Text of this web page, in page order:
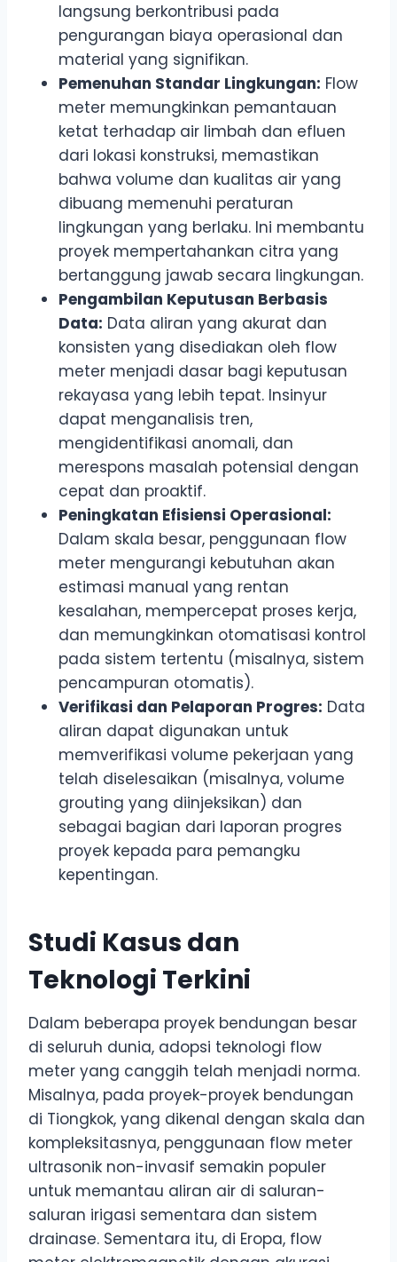
langsung berkontribusi pada
pengurangan biaya operasional dan
material yang signifikan.
Pemenuhan Standar Lingkungan: Flow
meter memungkinkan pemantauan
ketat terhadap air limbah dan efluen
dari lokasi konstruksi, memastikan
bahwa volume dan kualitas air yang
dibuang memenuhi peraturan
lingkungan yang berlaku. Ini membantu
proyek mempertahankan citra yang
bertanggung jawab secara lingkungan.
Pengambilan Keputusan Berbasis
Data: Data aliran yang akurat dan
konsisten yang disediakan oleh flow
meter menjadi dasar bagi keputusan
rekayasa yang lebih tepat. Insinyur
dapat menganalisis tren,
mengidentifikasi anomali, dan
merespons masalah potensial dengan
cepat dan proaktif.
Peningkatan Efisiensi Operasional:
Dalam skala besar, penggunaan flow
meter mengurangi kebutuhan akan
estimasi manual yang rentan
kesalahan, mempercepat proses kerja,
dan memungkinkan otomatisasi kontrol
pada sistem tertentu (misalnya, sistem
pencampuran otomatis).
Verifikasi dan Pelaporan Progres: Data
aliran dapat digunakan untuk
memverifikasi volume pekerjaan yang
telah diselesaikan (misalnya, volume
grouting yang diinjeksikan) dan
sebagai bagian dari laporan progres
proyek kepada para pemangku
kepentingan.
Studi Kasus dan
Teknologi Terkini
Dalam beberapa proyek bendungan besar
di seluruh dunia, adopsi teknologi flow
meter yang canggih telah menjadi norma.
Misalnya, pada proyek-proyek bendungan
di Tiongkok, yang dikenal dengan skala dan
kompleksitasnya, penggunaan flow meter
ultrasonik non-invasif semakin populer
untuk memantau aliran air di saluran-
saluran irigasi sementara dan sistem
drainase. Sementara itu, di Eropa, flow